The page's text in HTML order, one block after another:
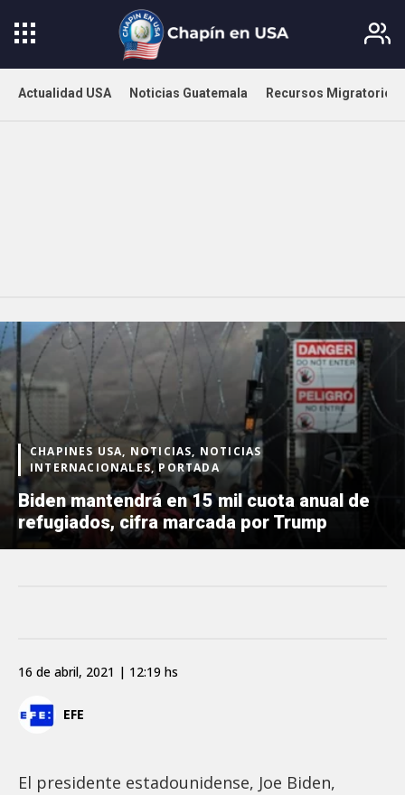
Actualidad USA Noticias Guatemala Recursos Migratorios
CHAPINES USA, NOTICIAS, NOTICIAS
INTERNACIONALES, PORTADA
Biden mantendrá en 15 mil cuota anual de
refugiados, cifra marcada por Trump
EFE
16 de abril, 2021 | 12:19 hs
El presidente estadounidense, Joe Biden,